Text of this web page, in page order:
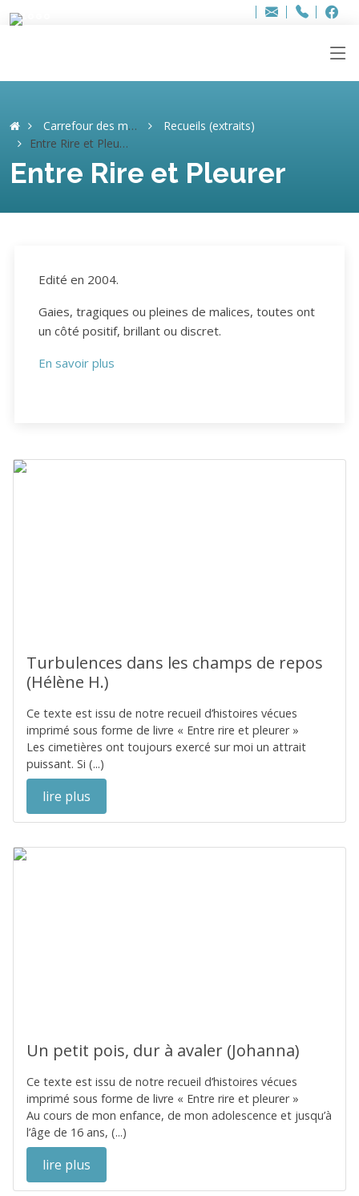
Adresse
info..hâthe..
Tel.
Tel.
Carrefour des mémoires
Recueils (extraits)
Entre Rire et Pleurer
Entre Rire et Pleurer
Edité en 2004.
Gaies, tragiques ou pleines de malices, toutes ont
un côté positif, brillant ou discret.
En savoir plus
Turbulences dans les champs de repos
(Hélène H.)
Ce texte est issu de notre recueil d’histoires vécues
imprimé sous forme de livre « Entre rire et pleurer »
Les cimetières ont toujours exercé sur moi un attrait
puissant. Si (...)
lire plus
Un petit pois, dur à avaler (Johanna)
Ce texte est issu de notre recueil d’histoires vécues
imprimé sous forme de livre « Entre rire et pleurer »
Au cours de mon enfance, de mon adolescence et jusqu’à
l’âge de 16 ans, (...)
lire plus